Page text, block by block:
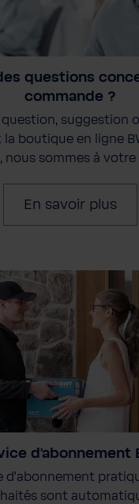
questions
commande ?
suggestion
boutique en ligne
nous sommes à
En savoir plus
d'abonnement
d'abonnement
sont